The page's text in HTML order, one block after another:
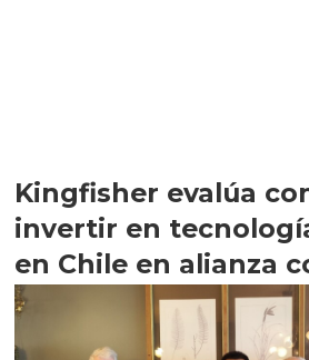
Kingfisher evalúa
invertir en
en Chile en alianza